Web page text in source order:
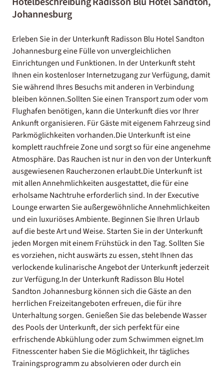
Johannesburg
Erleben Sie in der Unterkunft Radisson Blu Hotel Sandton
Johannesburg eine Fülle von unvergleichlichen
Einrichtungen und Funktionen. In der Unterkunft steht
Ihnen ein kostenloser Internetzugang zur Verfügung, damit
Sie während Ihres Besuchs mit anderen in Verbindung
bleiben können.Sollten Sie einen Transport zum oder vom
Flughafen benötigen, kann die Unterkunft dies vor Ihrer
Ankunft organisieren. Für Gäste mit eigenem Fahrzeug sind
Parkmöglichkeiten vorhanden.Die Unterkunft ist eine
komplett rauchfreie Zone und sorgt so für eine angenehme
Atmosphäre. Das Rauchen ist nur in den von der Unterkunft
ausgewiesenen Raucherzonen erlaubt.Die Unterkunft ist
mit allen Annehmlichkeiten ausgestattet, die für eine
erholsame Nachtruhe erforderlich sind. In der Executive
Lounge erwarten Sie außergewöhnliche Annehmlichkeiten
und ein luxuriöses Ambiente. Beginnen Sie Ihren Urlaub
auf die beste Art und Weise. Starten Sie in der Unterkunft
jeden Morgen mit einem Frühstück in den Tag. Sollten Sie
es vorziehen, nicht auswärts zu essen, steht Ihnen das
verlockende kulinarische Angebot der Unterkunft jederzeit
zur Verfügung.In der Unterkunft Radisson Blu Hotel
Sandton Johannesburg können sich die Gäste an den
herrlichen Freizeitangeboten erfreuen, die für ihre
Unterhaltung sorgen. Genießen Sie das belebende Wasser
des Pools der Unterkunft, der sich perfekt für eine
erfrischende Abkühlung oder zum Schwimmen eignet.Im
Fitnesscenter haben Sie die Möglichkeit, Ihr tägliches
Trainingsprogramm zu absolvieren oder durch ein